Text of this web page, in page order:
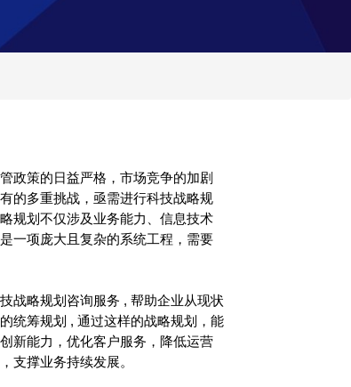
政策的日益严格，市场竞争的加剧
的多重挑战，亟需进行科技战略规
规划不仅涉及业务能力、信息技术
一项庞大且复杂的系统工程，需要
战略规划咨询服务 , 帮助企业从现状
统筹规划 , 通过这样的战略规划，能
新能力，优化客户服务，降低运营
支撑业务持续发展。